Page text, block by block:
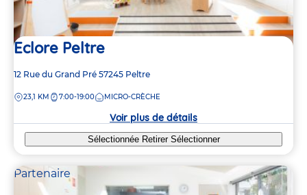
Eclore Peltre
Adresse
la
12 Rue du Grand Pré 57245 Peltre
DISTANCE
23,1 KM 7:00-19:00 MICRO-CRÈCHE
Voir plus de détails
Sélectionnée Retirer Sélectionner
Partenaire